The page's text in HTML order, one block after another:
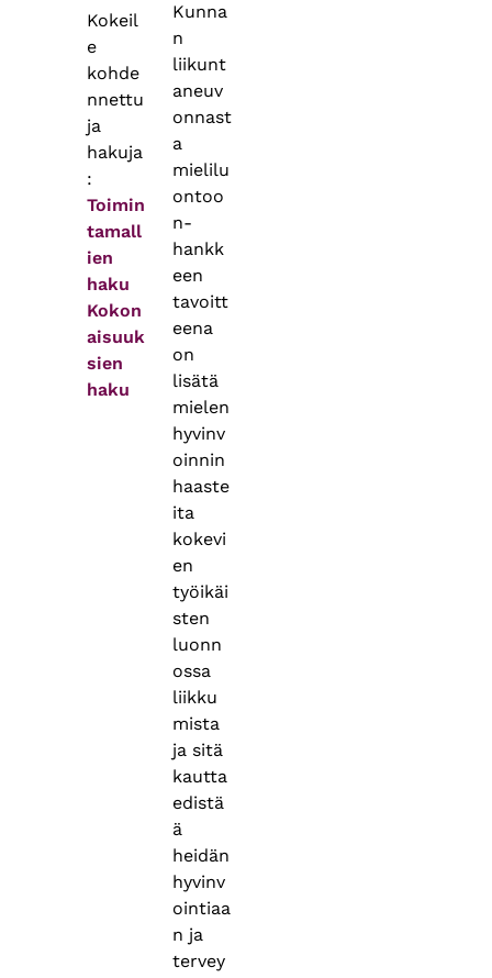
Kokeil
e
kohde
nnettu
ja
hakuja
:
Toimin
tamall
ien
haku
Kokon
aisuuk
sien
haku
Kunna
n
liikunt
aneuv
onnast
a
mielilu
ontoo
n-
hankk
een
tavoitt
eena
on
lisätä
mielen
hyvinv
oinnin
haaste
ita
kokevi
en
työikäi
sten
luonn
ossa
liikku
mista
ja sitä
kautta
edistä
ä
heidän
hyvinv
ointiaa
n ja
tervey